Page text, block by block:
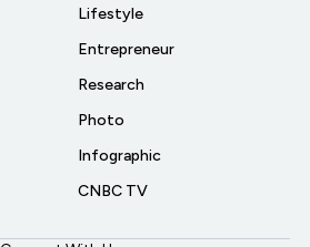
Lifestyle
Entrepreneur
Research
Photo
Infographic
CNBC TV